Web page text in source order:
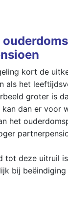
kort de
als het
groter is
kan dan er voor
het
tot deze uitruil
bij beëindiging